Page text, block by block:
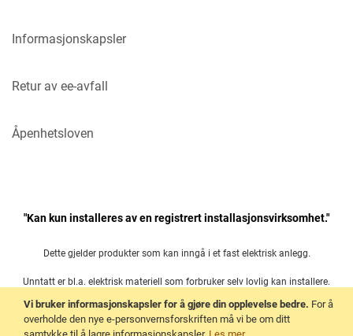
Vi bruker informasjonskapsler for å gjøre din opplevelse bedre. For å
overholde den nye e-personvernsforskriften må vi be om ditt
Informasjonskapsler
Retur av ee-avfall
Åpenhetsloven
"Kan kun installeres av en registrert installasjonsvirksomhet."
Dette gjelder produkter som kan inngå i et fast elektrisk anlegg.
Unntatt er bl.a. elektrisk materiell som forbruker selv lovlig kan installere.
Les mer her: